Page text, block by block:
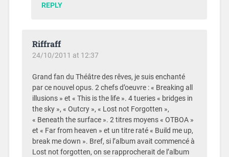
REPLY
Riffraff
24/10/2011 at 12:37
Grand fan du Théâtre des rêves, je suis enchanté
par ce nouvel opus. 2 chefs d’oeuvre : « Breaking all
illusions » et « This is the life ». 4 tueries « bridges in
the sky », « Outcry », « Lost not Forgotten »,
« Beneath the surface ». 2 titres moyens « OTBOA »
et « Far from heaven » et un titre raté « Build me up,
break me down ». Bref, si l’album avait commencé à
Lost not forgotten, on se rapprocherait de l’album